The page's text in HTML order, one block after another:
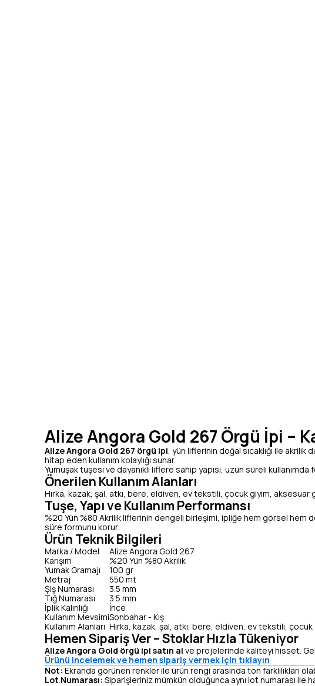
Alize Angora Gold 267 Örgü İpi –
Alize Angora Gold 267 örgü ipi, yün liflerinin doğal sıcaklığı ile
hitap eden kullanım kolaylığı sunar.
Yumuşak tuşesi ve dayanıklı liflere sahip yapısı, uzun süreli
Önerilen Kullanım Alanları
Hırka, kazak, şal, atkı, bere, eldiven, ev tekstili, çocuk giyim, aksesuar
Tuşe, Yapı ve Kullanım Performansı
%20 Yün %80 Akrilik liflerinin dengeli birleşimi, ipliğe hem görsel hem
süre formunu korur.
Ürün Teknik Bilgileri
Marka / Model
Alize Angora Gold 267
Karışım
%20 Yün %80 Akrilik
Yumak Gramajı
100 gr
Metraj
550 mt
Şiş Numarası
3.5 mm
Tığ Numarası
3.5 mm
İplik Kalınlığı
İnce
Kullanım MevsimiSonbahar - Kış
Kullanım Alanları Hırka, kazak, şal, atkı, bere, eldiven, ev tekstili,
Hemen Sipariş Ver – Stoklar Hızla Tükeniyor
Alize Angora Gold örgü ipi satın al ve projelerinde kaliteyi hisset.
Ürünü incelemek ve hemen sipariş vermek için tıklayın
Not: Ekranda görünen renkler ile ürün rengi arasında ton farklılıkları
Lot Numarası: Siparişleriniz mümkün olduğunca aynı lot numarası